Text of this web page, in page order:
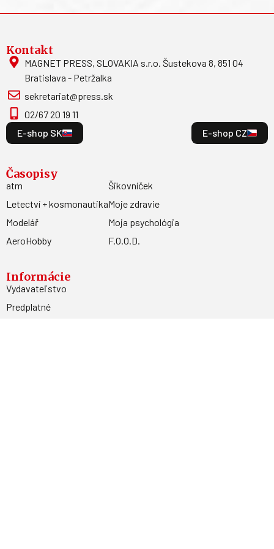
Kontakt
MAGNET PRESS, SLOVAKIA s.r.o. Šustekova 8, 851 04
Bratislava - Petržalka
sekretariat@press.sk
02/67 20 19 11
E-shop SK
E-shop CZ
Časopisy
atm
Letectví + kosmonautika
Modelář
AeroHobby
Šikovníček
Moje zdravie
Moja psychológia
F.O.O.D.
Informácie
Vydavateľstvo
Predplatné